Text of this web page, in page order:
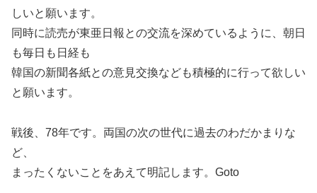
しいと願います。
同時に読売が東亜日報との交流を深めているように、朝日
も毎日も日経も
韓国の新聞各紙との意見交換なども積極的に行って欲しい
と願います。
戦後、78年です。両国の次の世代に過去のわだかまりな
ど、
まったくないことをあえて明記します。Goto